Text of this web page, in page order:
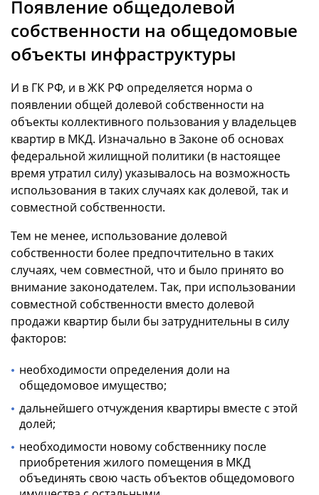
Появление общедолевой
собственности на общедомовые
объекты инфраструктуры
И в ГК РФ, и в ЖК РФ определяется норма о
появлении общей долевой собственности на
объекты коллективного пользования у владельцев
квартир в МКД. Изначально в Законе об основах
федеральной жилищной политики (в настоящее
время утратил силу) указывалось на возможность
использования в таких случаях как долевой, так и
совместной собственности.
Тем не менее, использование долевой
собственности более предпочтительно в таких
случаях, чем совместной, что и было принято во
внимание законодателем. Так, при использовании
совместной собственности вместо долевой
продажи квартир были бы затруднительны в силу
факторов:
необходимости определения доли на
общедомовое имущество;
дальнейшего отчуждения квартиры вместе с этой
долей;
необходимости новому собственнику после
приобретения жилого помещения в МКД
объединять свою часть объектов общедомового